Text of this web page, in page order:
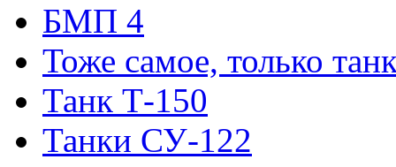
БМП 4
Тоже самое, только
Танк Т-150
Танки СУ-122